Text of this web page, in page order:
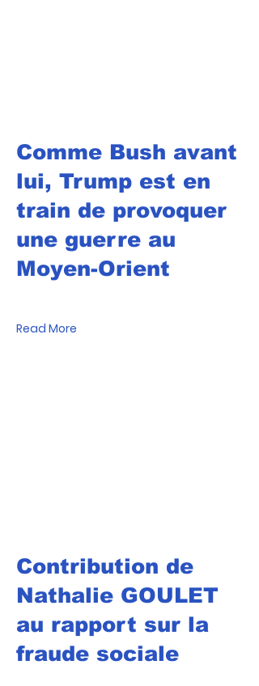
Comme Bush avant
lui, Trump est en
train de provoquer
une guerre au
Moyen-Orient
Read More
Contribution de
Nathalie GOULET
au rapport sur la
fraude sociale